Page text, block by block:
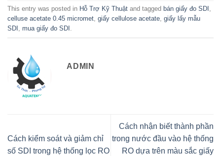
This entry was posted in Hỗ Trợ Kỹ Thuật and tagged bán giấy đo SDI ,
celluse acetate 0.45 micromet, giấy cellulose acetate, giấy lấy mẫu
SDI , mua giấy đo SDI .
ADMIN
Cách kiểm soát và giảm chỉ
số SDI trong hệ thống lọc RO
Cách nhận biết thành phần
trong nước đầu vào hệ thống
RO dựa trên màu sắc giấy